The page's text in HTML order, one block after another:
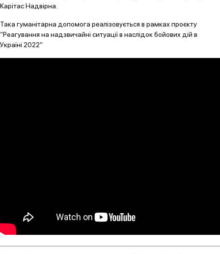
Карітас Надвірна.
Така гуманітарна допомога реалізовується в рамках проєкту
“Реагування на надзвичайні ситуації в наслідок бойових дій в
Україні 2022”